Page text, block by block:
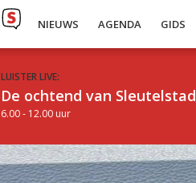
NIEUWS AGENDA GIDS
LUISTER LIVE:
De ochtend van Sleutelstad
6.00 - 12.00 uur